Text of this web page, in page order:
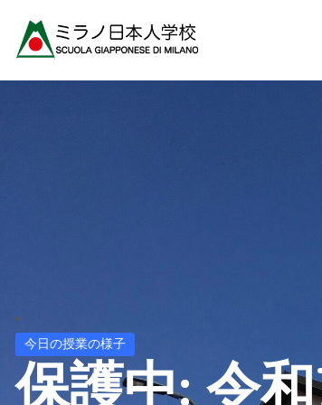
今日の授業の様子
保護中: 令